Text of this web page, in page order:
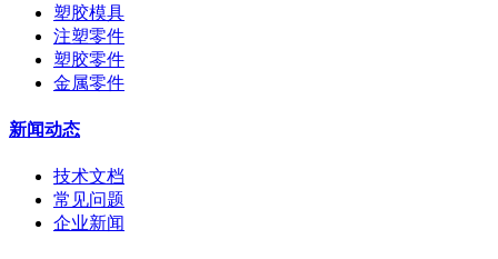
塑胶模具
注塑零件
塑胶零件
金属零件
新闻动态
技术文档
常见问题
企业新闻